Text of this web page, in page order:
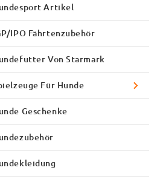
Artikel
IPO Fährtenzubehör
Von Starmark
Für Hunde
Geschenke